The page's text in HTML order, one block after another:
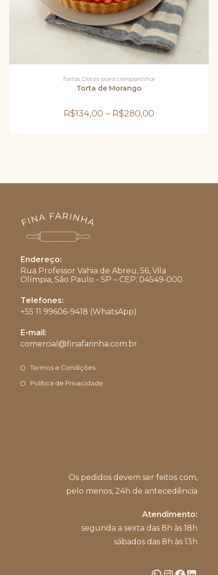
Este
tem
várias
variantes.
opções
podem
Tortas Doces para compartilhar
Torta de Morango
R$134,00 – R$280,00
Endereço:
Rua Professor Vahia de Abreu, 56, Vila
Olímpia, São Paulo - SP – CEP: 04549-000
Telefones:
+55 11 99606-9418 (WhatsApp)
em
seu
E-mail:
comercial@finafarinha.com.brAbre
Termos e Condições
Política de Privacidade
Os pedidos devem ser feitos com,
pelo menos, 24h de antecedência
Atendimento:
segunda a sexta das 8h às 18h
sábados das 8h às 13h